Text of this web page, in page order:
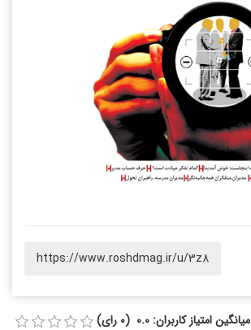
https://www.roshdmag.ir/u/3z8
میانگین امتیاز کاربران: 0.0 (0 رای)